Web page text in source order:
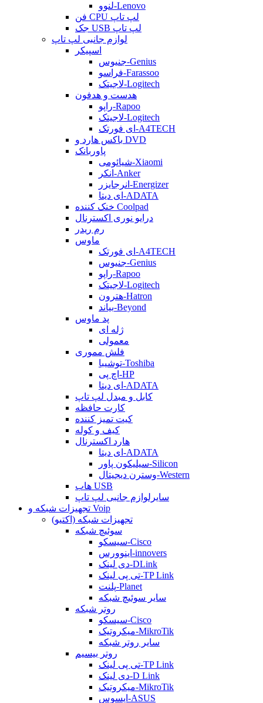
لنوو-Lenovo
فن CPU لپ تاپ
جک USB لپ تاپ
لوازم جانبی لپ تاپ
اسپیکر
جنیوس-Genius
فراسو-Farassoo
لاجیتک-Logitech
هدست و هدفون
راپو-Rapoo
لاجیتک-Logitech
ای فورتک-A4TECH
باکس هارد و DVD
پاوربانک
شیائومی-Xiaomi
انکر-Anker
انرجایزر-Energizer
ای دیتا-ADATA
خنک کننده Coolpad
درایو نوری اکسترنال
رم ریدر
ماوس
ای فورتک-A4TECH
جنیوس-Genius
راپو-Rapoo
لاجیتک-Logitech
هترون-Hatron
بیاند-Beyond
پد ماوس
ژله ای
معمولی
فلش مموری
توشیبا-Toshiba
اچ پی-HP
ای دیتا-ADATA
کابل و مبدل لپ تاپ
کارت حافظه
کیت تمیز کننده
کیف و کوله
هارد اکسترنال
ای دیتا-ADATA
سیلیکون پاور-Silicon
وسترن دیجیتال-Western
هاب USB
سایرلوازم جانبی لپ تاپ
تجهیزات شبکه و Voip
تجهیزات شبکه (اکتیو)
سوئیچ شبکه
سیسکو-Cisco
اینوورس-innovers
دی لینک-DLink
تی پی لینک-TP Link
پلنت-Planet
سایر سوئیچ شبکه
روتر شبکه
سیسکو-Cisco
میکروتیک-MikroTik
سایر روتر شبکه
روتر بیسیم
تی پی لینک-TP Link
دی لینک-D Link
میکروتیک-MikroTik
ایسوس-ASUS